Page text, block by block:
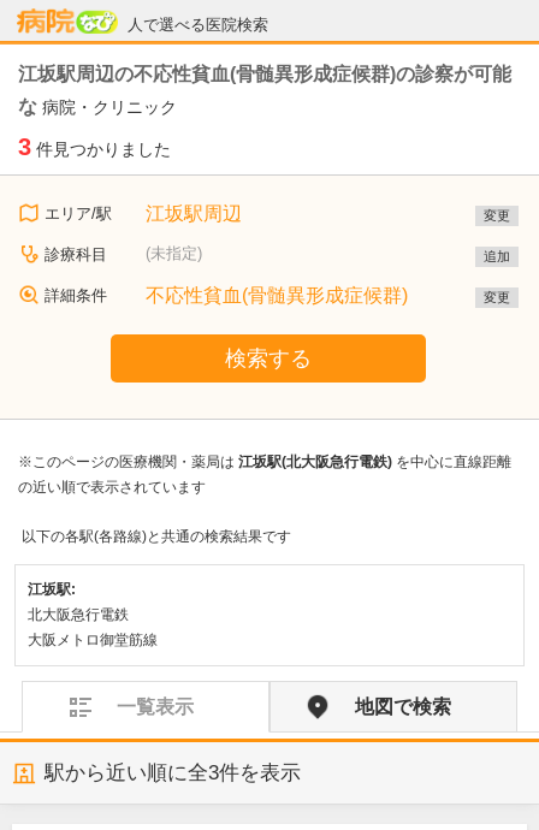
人で選べる医院検索
病院なび
江坂駅周辺の不応性貧血(骨髄異形成症候群)の診察が可能
な 病院・クリニック
3 件見つかりました
エリア/駅 江坂駅周辺 変更
診療科目 (未指定) 追加
詳細条件 不応性貧血(骨髄異形成症候群) 変更
検索する
※このページの医療機関・薬局は 江坂駅(北大阪急行電鉄) を中心に直線距離
の近い順で表示されています
以下の各駅(各路線)と共通の検索結果です
江坂駅:
北大阪急行電鉄
大阪メトロ御堂筋線
一覧表示 地図で検索
駅から近い順に全3件を表示